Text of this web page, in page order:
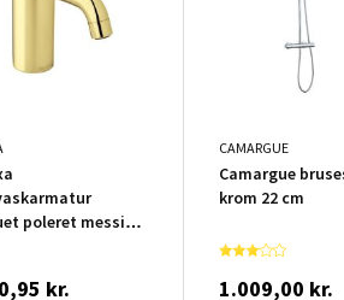
poleret messing
kr.
CAMARGUE
Camargue
krom 22 cm
1.009,00 kr.